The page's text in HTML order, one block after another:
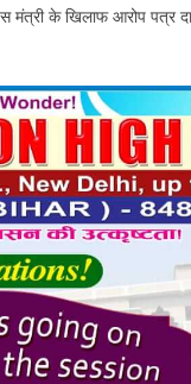
मंत्री के खिलाफ आरोप पत्र